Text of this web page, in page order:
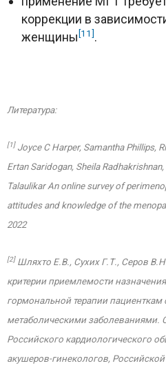
коррекции в
женщины [11].
Литература:
[1]Joyce C Harper, Samantha Phillips,
Ertan Saridogan, Sheila
Talaulikar An online survey of
attitudes and knowledge of the
2022
[2]Шляхто Е.В., Сухих Г.Т., Серов
критерии приемлемости
гормональной терапии
метаболическими заболеваниями.
Российского кардиологического
акушеров-гинекологов,